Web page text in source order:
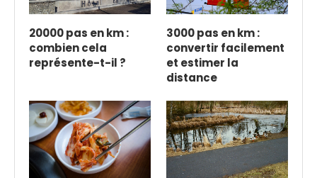
20000 pas en km :
combien cela
représente-t-il ?
3000 pas en km :
convertir facilement
et estimer la
distance